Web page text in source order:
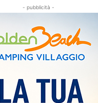
- pubblicità -